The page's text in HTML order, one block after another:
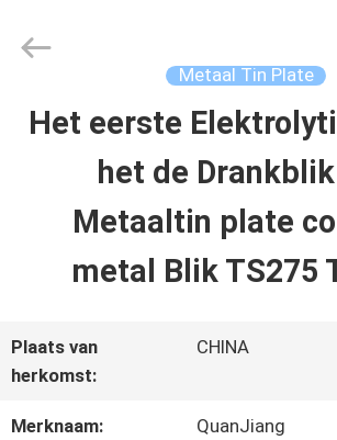
HUIS
PRODUCTEN
VIDEO'S
OVER
ONS
METAL
Metaal Tin Plate
Het eerste
het de
Metaaltin plate
metal Blik TS275
Plaats van
herkomst:
CHINA
Merknaam: QuanJiang